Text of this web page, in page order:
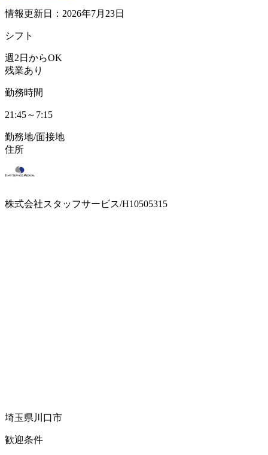
情報更新日：2026年7月23日
シフト
週2日からOK
残業あり
勤務時間
21:45～7:15
勤務地/面接地
住所
株式会社スタッフサービス/H10505315
埼玉県川口市
歓迎条件